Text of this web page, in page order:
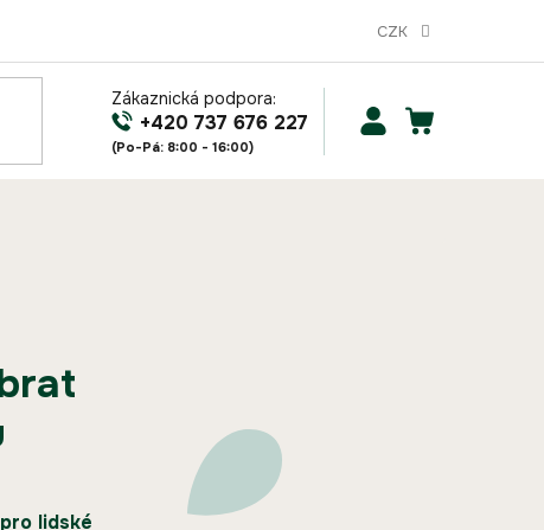
CZK
NÁKUPNÍ
Zákaznická podpora:
+420 737 676 227
lidské